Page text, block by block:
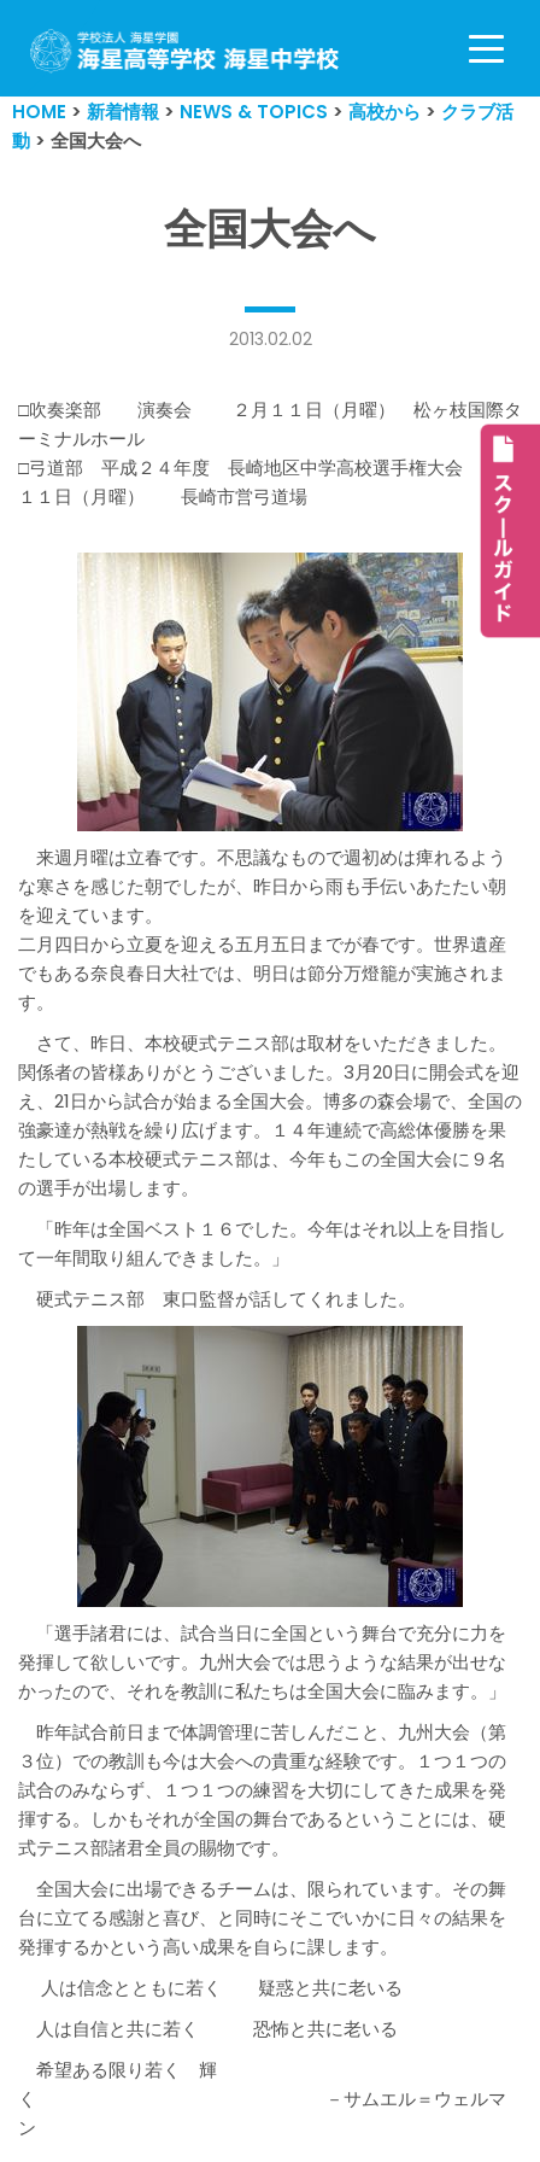
コ
ン
テ
ン
HOME > 新着情報 > NEWS & TOPICS > 高校から > クラブ活
動 > 全国大会へ
全国大会へ
2013.02.02
□吹奏楽部 演奏会 ２月１１日（月曜） 松ヶ枝国際タ
ーミナルホール
□弓道部 平成２４年度 長崎地区中学高校選手権大会 ２月
１１日（月曜） 長崎市営弓道場
来週月曜は立春です。不思議なもので週初めは痺れるよう
な寒さを感じた朝でしたが、昨日から雨も手伝いあたたい朝
を迎えています。
二月四日から立夏を迎える五月五日までが春です。世界遺産
でもある奈良春日大社では、明日は節分万燈籠が実施されま
す。
さて、昨日、本校硬式テニス部は取材をいただきました。
関係者の皆様ありがとうございました。3月20日に開会式を迎
え、21日から試合が始まる全国大会。博多の森会場で、全国の
強豪達が熱戦を繰り広げます。１４年連続で高総体優勝を果
たしている本校硬式テニス部は、今年もこの全国大会に９名
の選手が出場します。
「昨年は全国ベスト１６でした。今年はそれ以上を目指し
て一年間取り組んできました。」
硬式テニス部 東口監督が話してくれました。
「選手諸君には、試合当日に全国という舞台で充分に力を
発揮して欲しいです。九州大会では思うような結果が出せな
かったので、それを教訓に私たちは全国大会に臨みます。」
昨年試合前日まで体調管理に苦しんだこと、九州大会（第
３位）での教訓も今は大会への貴重な経験です。１つ１つの
試合のみならず、１つ１つの練習を大切にしてきた成果を発
揮する。しかもそれが全国の舞台であるということには、硬
式テニス部諸君全員の賜物です。
全国大会に出場できるチームは、限られています。その舞
台に立てる感謝と喜び、と同時にそこでいかに日々の結果を
発揮するかという高い成果を自らに課します。
人は信念とともに若く 疑惑と共に老いる
人は自信と共に若く 恐怖と共に老いる
希望ある限り若く 輝
く －サムエル＝ウェルマ
ン